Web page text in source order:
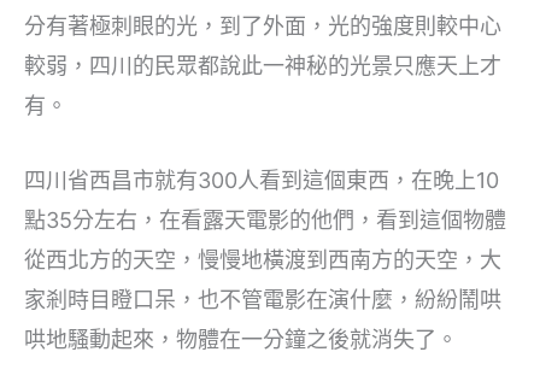
分有著極刺眼的光，到了外面，光的強度則較中心
較弱，四川的民眾都說此一神秘的光景只應天上才
有。
四川省西昌市就有300人看到這個東西，在晚上10
點35分左右，在看露天電影的他們，看到這個物體
從西北方的天空，慢慢地橫渡到西南方的天空，大
家剎時目瞪口呆，也不管電影在演什麼，紛紛鬧哄
哄地騷動起來，物體在一分鐘之後就消失了。